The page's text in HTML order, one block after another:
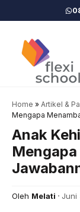
ke
Home » Artikel &
Mengapa
Anak
Oleh Melati Juni